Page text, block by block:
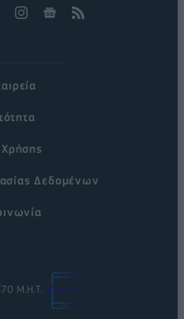
Δεδομένων
Μ.Η.Τ.